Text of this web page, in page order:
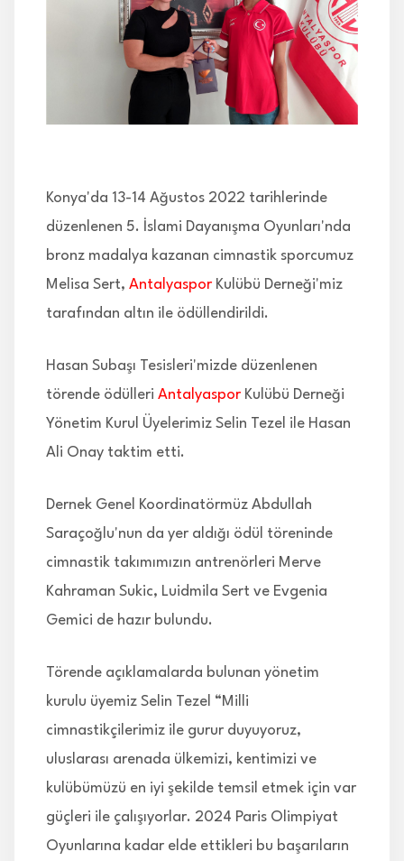
Konya'da 13-14 Ağustos 2022 tarihlerinde
düzenlenen 5. İslami Dayanışma Oyunları'nda
bronz madalya kazanan cimnastik sporcumuz
Melisa Sert, Antalyaspor Kulübü Derneği'miz
tarafından altın ile ödüllendirildi.
Hasan Subaşı Tesisleri'mizde düzenlenen
törende ödülleri Antalyaspor Kulübü Derneği
Yönetim Kurul Üyelerimiz Selin Tezel ile Hasan
Ali Onay taktim etti.
Dernek Genel Koordinatörmüz Abdullah
Saraçoğlu'nun da yer aldığı ödül töreninde
cimnastik takımımızın antrenörleri Merve
Kahraman Sukic, Luidmila Sert ve Evgenia
Gemici de hazır bulundu.
Törende açıklamalarda bulunan yönetim
kurulu üyemiz Selin Tezel “Milli
cimnastikçilerimiz ile gurur duyuyoruz,
uluslarası arenada ülkemizi, kentimizi ve
kulübümüzü en iyi şekilde temsil etmek için var
güçleri ile çalışıyorlar. 2024 Paris Olimpiyat
Oyunlarına kadar elde ettikleri bu başarıların